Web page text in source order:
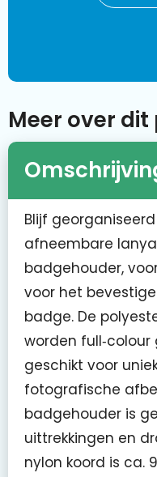
Meer over
Blijf
afneembare
badgehouder,
voor het
badge. De
worden
geschikt voor
fotografische
badgehouder is
uittrekkingen en
nylon koord is ca.